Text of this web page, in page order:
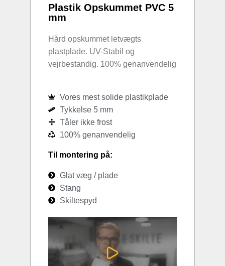
Plastik Opskummet PVC 5
mm
Hård opskummet letvægts
plastplade. UV-Stabil og
vejrbestandig. 100% genanvendelig
Vores mest solide plastikplade
Tykkelse 5 mm
Tåler ikke frost
100% genanvendelig
Til montering på:
Glat væg / plade
Stang
Skiltespyd